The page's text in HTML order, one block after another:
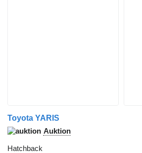
Toyota YARIS
Auktion
Hatchback